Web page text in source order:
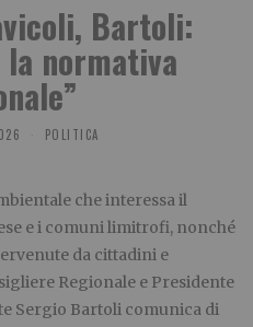
Bartoli:
normativa
POLITICA
che interessa il
e i comuni limitrofi, nonché
da cittadini e
Regionale e Presidente
Sergio Bartoli comunica di